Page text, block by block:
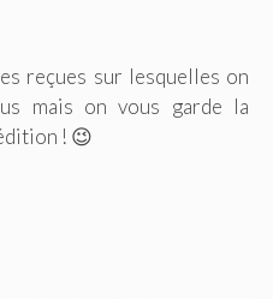
reçues sur lesquelles on
mais on vous garde la
! 😉